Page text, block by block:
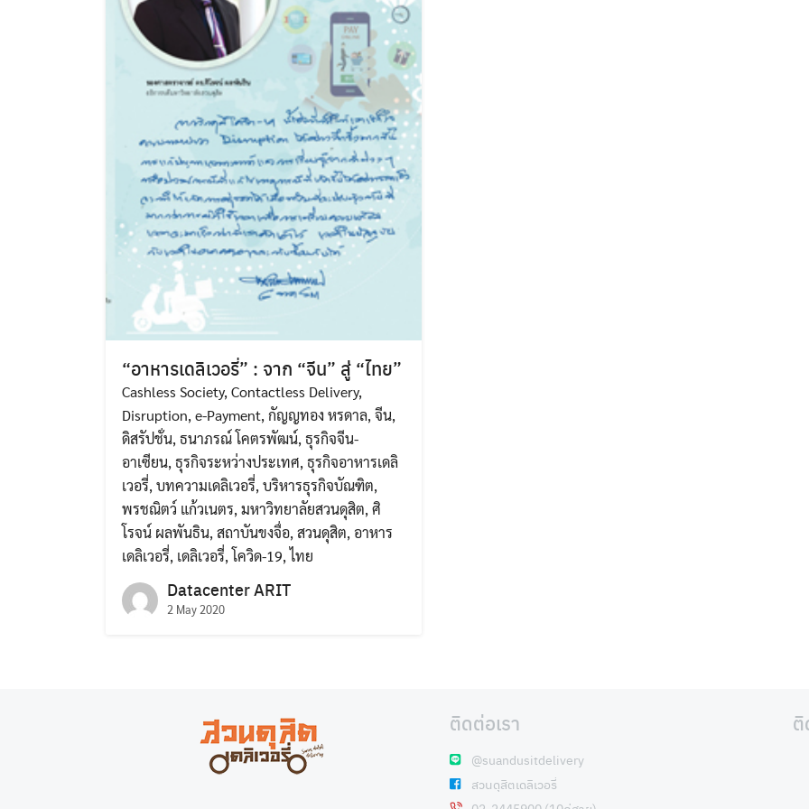
“อาหารเดลิเวอรี่” : จาก “จีน” สู่ “ไทย”
Cashless Society, Contactless Delivery,
Disruption, e-Payment, กัญญทอง หรดาล, จีน,
ดิสรัปชั่น, ธนาภรณ์ โคตรพัฒน์, ธุรกิจจีน-
อาเซียน, ธุรกิจระหว่างประเทศ, ธุรกิจอาหารเดลิ
เวอรี่, บทความเดลิเวอรี่, บริหารธุรกิจบัณฑิต,
พรชณิตว์ แก้วเนตร, มหาวิทยาลัยสวนดุสิต, ศิ
โรจน์ ผลพันธิน, สถาบันขงจื่อ, สวนดุสิต, อาหาร
เดลิเวอรี่, เดลิเวอรี่, โควิด-19,ไทย
Datacenter ARIT
2 May 2020
ติดต่อเรา
@suandusitdelivery
สวนดุสิตเดลิเวอรี่
ติ